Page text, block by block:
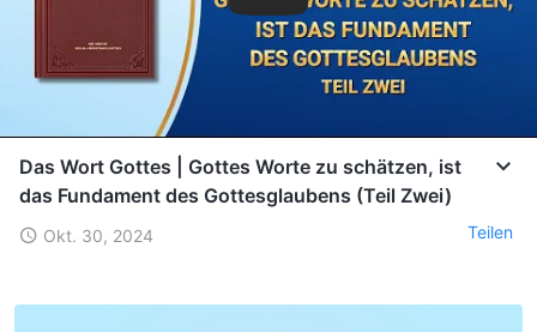
Das Wort Gottes | Gottes Worte zu schätzen, ist
das Fundament des Gottesglaubens (Teil Zwei)
Okt. 30, 2024 Teilen